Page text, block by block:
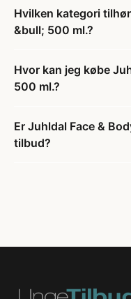
Hvilken kategori
&bull; 500 ml.?
Hvor kan jeg købe
500 ml.?
Er Juhldal Face &
tilbud?